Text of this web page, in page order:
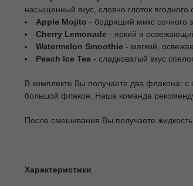
насыщенный вкус, словно глоток ягодного
Apple Mojito - бодрящий микс сочного
Cherry Lemonade - яркий и
Watermelon Smoothie - мягкий,
Peach Ice Tea - сладковатый вкус
В комплекте Вы получаете два флакона:
большой флакон. Наша команда
После смешивания Вы получаете
Характеристики